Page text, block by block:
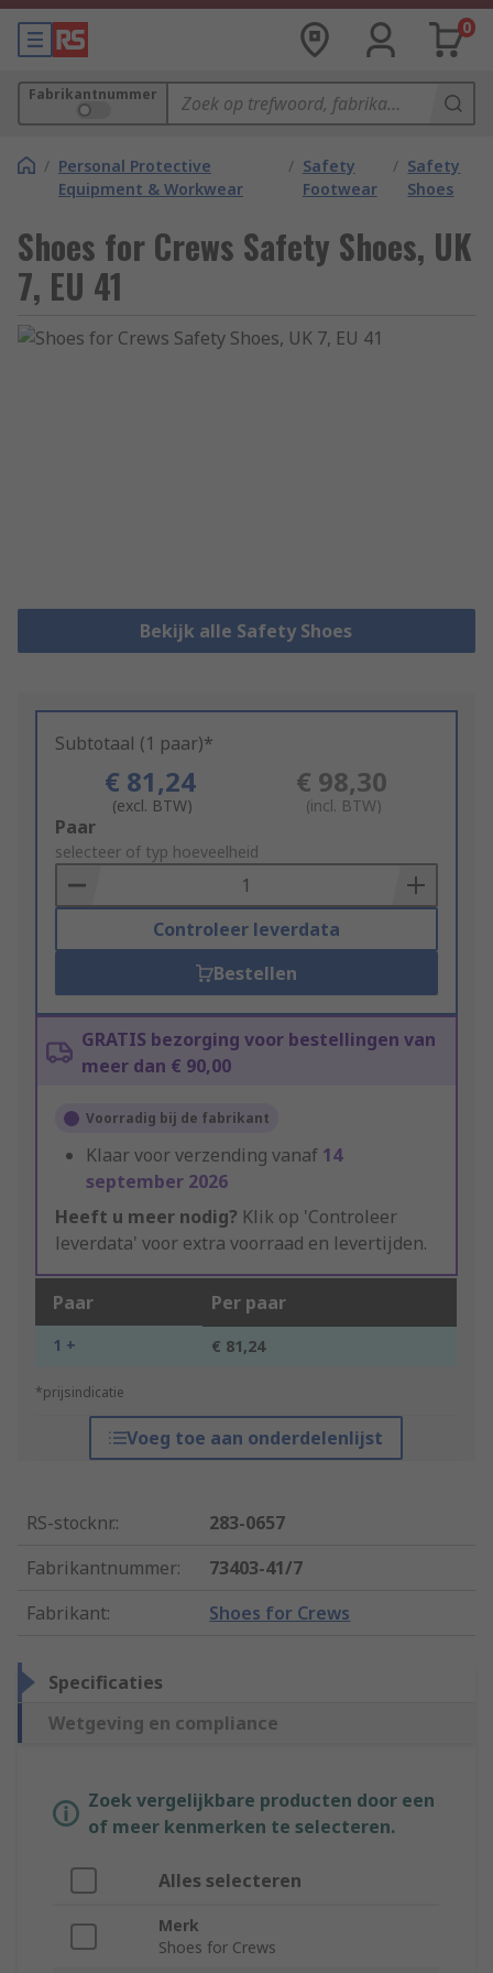
0
Fabrikantnummer
/ Personal Protective
Equipment & Workwear
/ Safety
Footwear
/ Safety
Shoes
Shoes for Crews Safety Shoes, UK
7, EU 41
Bekijk alle Safety Shoes
Subtotaal (1 paar)*
€ 81,24
(excl. BTW)
€ 98,30
(incl. BTW)
Add
to
Basket
Paar
selecteer of typ hoeveelheid
Controleer leverdata
Bestellen
GRATIS bezorging voor bestellingen van
meer dan € 90,00
Voorradig bij de fabrikant
Klaar voor verzending vanaf 14
september 2026
Heeft u meer nodig? Klik op 'Controleer
leverdata' voor extra voorraad en levertijden.
Paar Per paar
1 + € 81,24
*prijsindicatie
Voeg toe aan onderdelenlijst
RS-stocknr.:
283-0657
Fabrikantnummer:
73403-41/7
Fabrikant: Shoes for Crews
Specificaties
Wetgeving en compliance
Zoek vergelijkbare producten door een
of meer kenmerken te selecteren.
Alles selecteren
Merk
Shoes for Crews